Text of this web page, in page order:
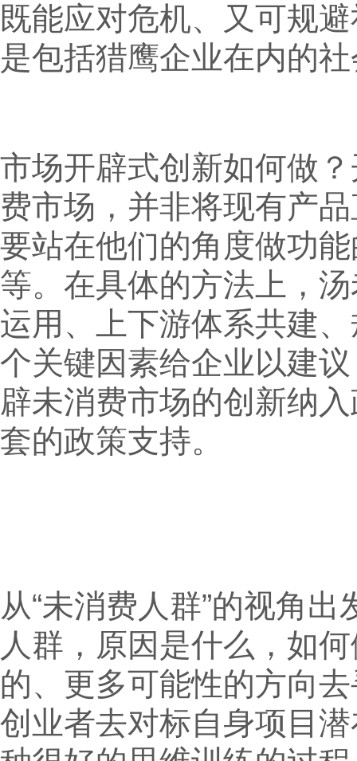
既能应对危机、又可规
是包括猎鹰企业在内的
市场开辟式创新如何做
费市场，并非将现有产
要站在他们的角度做功
等。在具体的方法上，
运用、上下游体系共建
个关键因素给企业以建
辟未消费市场的创新纳
套的政策支持。
从“未消费人群”的视角
人群，原因是什么，如
的、更多可能性的方向
创业者去对标自身项目